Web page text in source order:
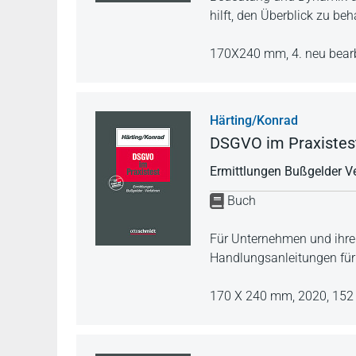
hilft, den Überblick zu
170X240 mm, 4. neu
Härting/Konrad
DSGVO im
Ermittlungen Bußgelder
Buch
Für Unternehmen und
Handlungsanleitungen
170 X 240 mm, 2020,